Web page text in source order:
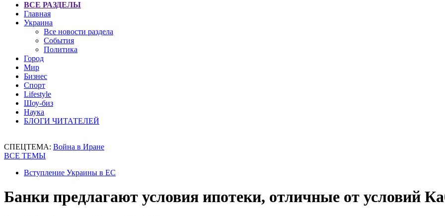
ВСЕ РАЗДЕЛЫ
Главная
Украина
Все новости раздела
События
Политика
Город
Мир
Бизнес
Спорт
Lifestyle
Шоу-биз
Наука
БЛОГИ ЧИТАТЕЛЕЙ
СПЕЦТЕМА: Война в Иране
ВСЕ ТЕМЫ
Вступление Украины в ЕС
Банки предлагают условия ипотеки, отличные от условий